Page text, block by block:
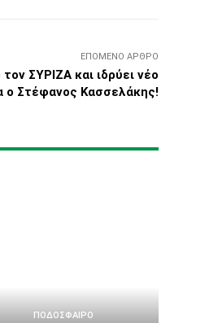
ΕΠΌΜΕΝΟ ΆΡΘΡΟ
ΣΥΡΙΖΑ και ιδρύει νέο
ο Στέφανος Κασσελάκης!
ΠΟΔΌΣΦΑΙΡΟ